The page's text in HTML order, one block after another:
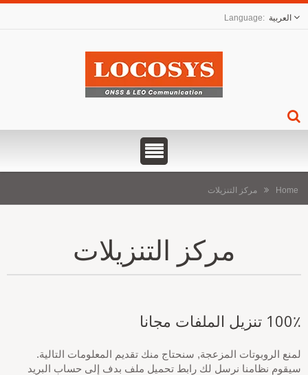
العربية
Home مركز التنزيلات
مركز التنزيلات
100٪ تنزيل الملفات مجانا
لمنع الروبوتات المزعجة, سنحتاج منك تقديم المعلومات التالية.
سيقوم نظامنا نرسل لك رابط تحميل ملف بدف إلى حساب البريد